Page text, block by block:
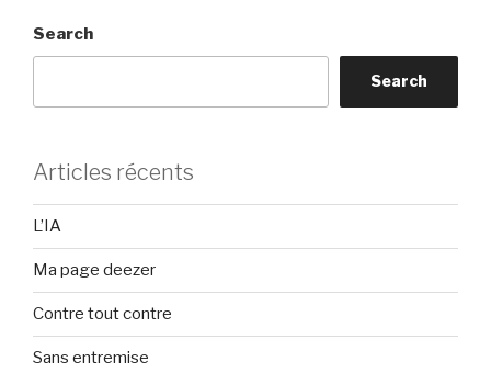
Search
Search
Articles récents
L’IA
Ma page deezer
Contre tout contre
Sans entremise